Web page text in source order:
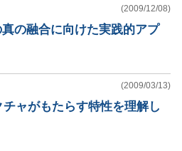
(2009/12/08)
の融合に向けた実践的アプ
(2009/03/13)
ャがもたらす特性を理解し